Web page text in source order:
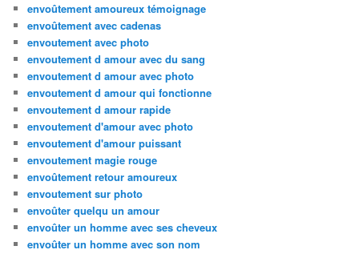
envoûtement amoureux témoignage
envoûtement avec cadenas
envoutement avec photo
envoutement d amour avec du sang
envoutement d amour avec photo
envoutement d amour qui fonctionne
envoutement d amour rapide
envoutement d'amour avec photo
envoutement d'amour puissant
envoutement magie rouge
envoûtement retour amoureux
envoutement sur photo
envoûter quelqu un amour
envoûter un homme avec ses cheveux
envoûter un homme avec son nom